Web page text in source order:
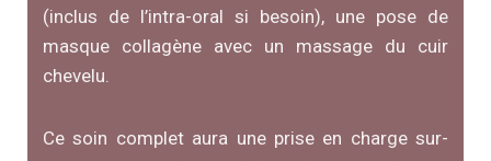
(inclus de l’intra-oral si besoin), une pose de
masque collagène avec un massage du cuir
chevelu.
Ce soin complet aura une prise en charge sur-